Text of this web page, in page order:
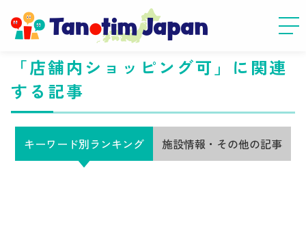
「店舗内ショッピング可」に関連
する記事
キーワード別ランキング 施設情報・その他の記事